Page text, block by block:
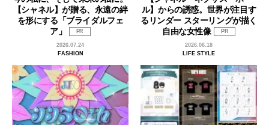
【シャネル】が贈る、永遠の絆
を形にする「ブライダルフェ
ア」
PR
2026.07.24
FASHION
ル】からの誘惑。世界が注目す
るリンダー スターリングが描く
自由な女性像
PR
2026.06.18
LIFE STYLE